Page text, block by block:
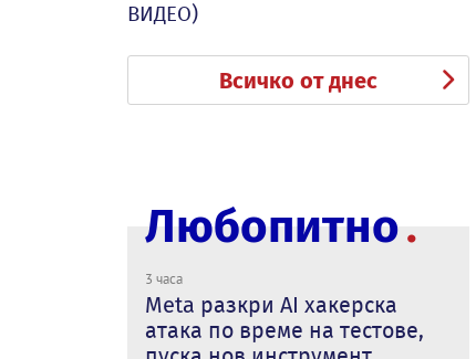
ВИДЕО)
Всичко от днес
Любопитно
3 часа
Meta разкри AI хакерска
атака по време на тестове,